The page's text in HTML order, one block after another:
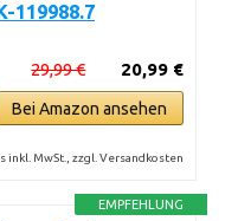
119988.7
20,99 €
29,99 €
Bei Amazon ansehen
inkl. MwSt., zzgl. Versandkosten
EMPFEHLUNG